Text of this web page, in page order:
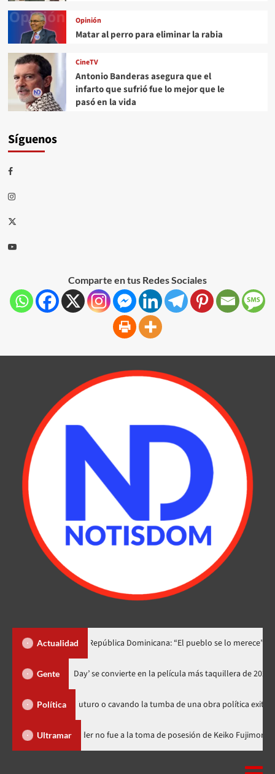
Opinión
Matar al perro para eliminar la rabia
CineTV
Antonio Banderas asegura que el
infarto que sufrió fue lo mejor que le
pasó en la vida
Síguenos
Comparte en tus Redes Sociales
Actualidad
dedica a República Dominicana: “El pueblo se lo merece”
Gente
‘Spider-Man: Brand New Day’ se convierte en la película más
Política
futuro o cavando la tumba de una obra política exitosa”
Ultramar Luis Abinader no fue a la toma de posesión de